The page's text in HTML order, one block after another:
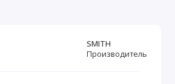
SMITH
Производитель